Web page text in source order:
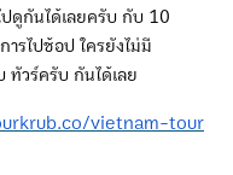
ดูกันได้เลยครับ กับ 10
ารไปช้อป ใครยังไม่มี
ทัวร์ครับ กันได้เลย
vietnam-tour